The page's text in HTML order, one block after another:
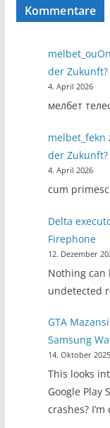
Kommentare
melbet_ouOn
der Zukunft?
4. April 2026
мелбет
melbet_fekn
der Zukunft?
4. April 2026
cum
Delta
Firephone
12. Dezember
Nothing can
undetected
GTA
Samsung
14. Oktober 2025
This looks
Google Play
crashes?